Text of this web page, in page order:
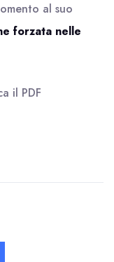
al suo
forzata nelle
il PDF